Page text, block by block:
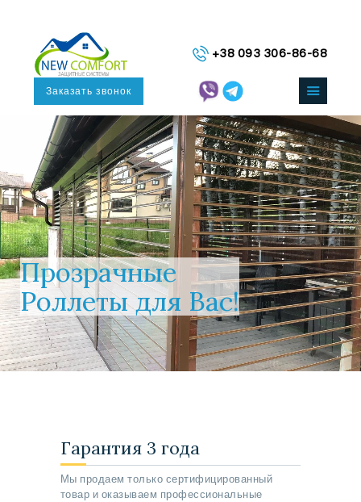
+38 093 306-86-68
Заказать звонок
ГЛАВНАЯ
КАТАЛОГ СИСТЕМ
О НАС
КОНТАКТЫ
РУССКИЙ
Прозрачные
Роллеты для Вас!
Гарантия 3 года
Мы продаем только сертифицированный
товар и оказываем профессиональные